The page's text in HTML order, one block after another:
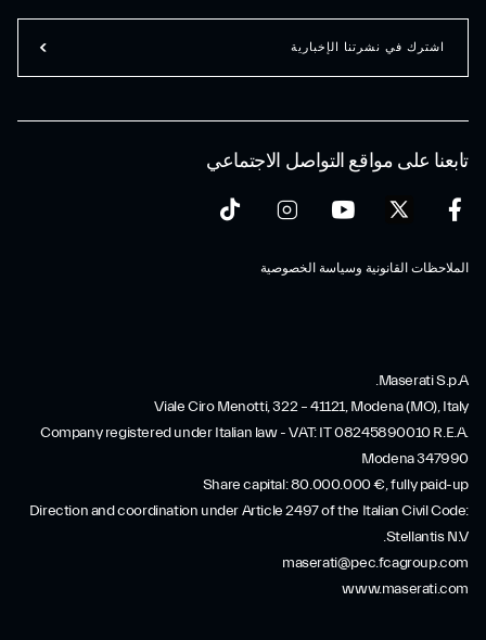
تابعنا على مواقع التواصل الاجتماعي
الملاحظات القانونية وسياسة الخصوصية
اشترك في نشرتنا الإخبارية
Maserati S.p.A.
Viale Ciro Menotti, 322 – 41121, Modena (MO), Italy
Company registered under Italian law - VAT: IT 08245890010 R.E.A.
Modena 347990
Share capital: 80.000.000 €, fully paid-up
Direction and coordination under Article 2497 of the Italian Civil Code:
Stellantis N.V.
maserati@pec.fcagroup.com
www.maserati.com